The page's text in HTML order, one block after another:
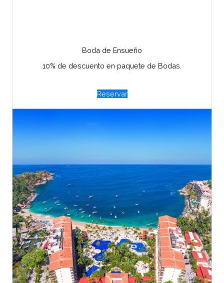
Boda de Ensueño
10% de descuento en paquete de Bodas.
Reservar